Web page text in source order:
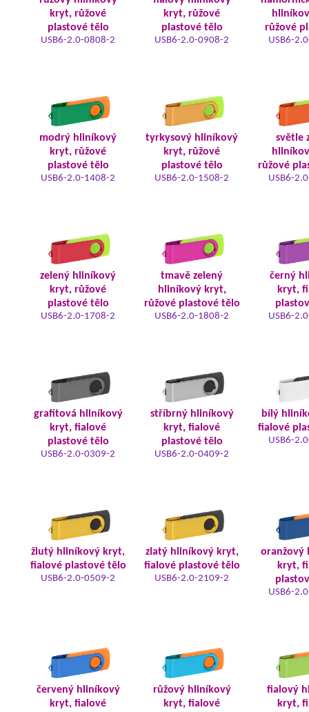
kryt, růžové
plastové tělo
USB6-2.0-0808-2
kryt, růžové
plastové tělo
USB6-2.0-0908-2
růžové
USB6-
modrý hliníkový
kryt, růžové
plastové tělo
USB6-2.0-1408-2
tyrkysový hliníkový
kryt, růžové
plastové tělo
USB6-2.0-1508-2
světle
růžové
USB6-
zelený hliníkový
kryt, růžové
plastové tělo
USB6-2.0-1708-2
tmavě zelený
hliníkový kryt,
růžové plastové tělo
USB6-2.0-1808-2
černý
kryt,
USB6-
grafitová hliníkový
kryt, fialové
plastové tělo
USB6-2.0-0309-2
stříbrný hliníkový
kryt, fialové
plastové tělo
USB6-2.0-0409-2
bílý
fialové
USB6-
žlutý hliníkový kryt,
fialové plastové tělo
USB6-2.0-0509-2
zlatý hliníkový kryt,
fialové plastové tělo
USB6-2.0-2109-2
oranžový
kryt,
USB6-
červený hliníkový
kryt, fialové
růžový hliníkový
kryt, fialové
fialový
kryt,